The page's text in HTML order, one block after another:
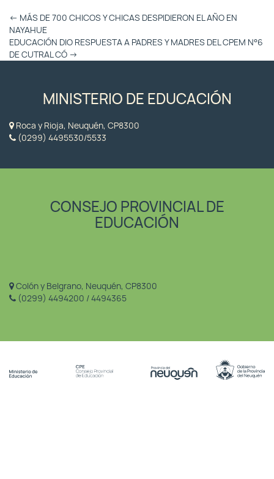
Otras
Entradas
← MÁS DE 700 CHICOS Y CHICAS DESPIDIERON EL AÑO EN
NAYAHUE
EDUCACIÓN DIO RESPUESTA A PADRES Y MADRES DEL CPEM N°6
DE CUTRAL CÓ →
MINISTERIO DE EDUCACIÓN
Roca y Rioja, Neuquén, CP8300
(0299) 4495530/5533
CONSEJO PROVINCIAL DE
EDUCACIÓN
Colón y Belgrano, Neuquén, CP8300
(0299) 4494200 / 4494365